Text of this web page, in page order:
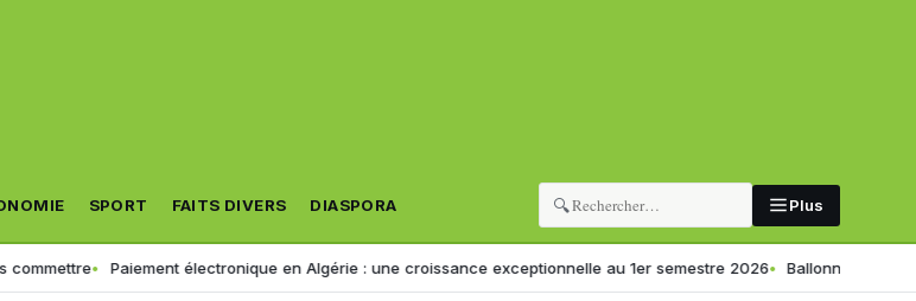
SPORT FAITS DIVERS DIASPORA 🔍 Plus
Paiement électronique en Algérie : une croissance exceptionnelle au 1er semestre 2026 Ballonnements ou